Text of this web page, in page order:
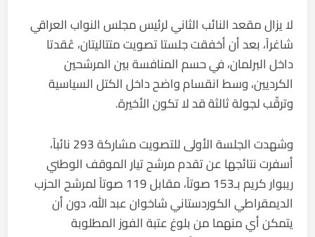
لا يزال مقعد النائب الثاني لرئيس مجلس النواب العراقي
شاغراً، بعد أن أخفقت جلستا تصويت متتاليتان، عُقدتا
داخل البرلمان، في حسم المنافسة بين المرشحين
الكرديين، وسط انقسام واضح داخل الكتل السياسية
وترقّب لجولة ثالثة قد لا تكون الأخيرة.
وشهدت الجلسة الأولى للتصويت مشاركة 293 نائباً،
أسفرت نتائجها عن تقدم مرشح تيار الموقف الوطني
ريبوار كريم بـ153 صوتاً، مقابل 119 صوتاً لمرشح الحزب
الديمقراطي الكوردستاني شاخوان عبد الله، دون أن
يتمكن أي منهما من بلوغ عتبة الفوز المطلوبة